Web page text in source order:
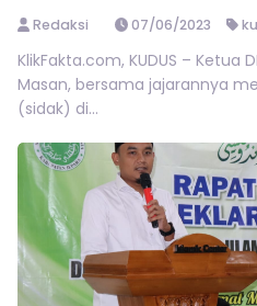
Redaksi 07/06/2023
KlikFakta.com, KUDUS – Ketua
Masan, bersama jajarannya
(sidak) di...